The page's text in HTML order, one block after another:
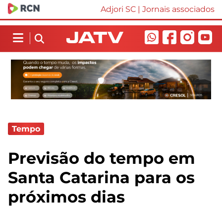
Adjori SC | Jornais associados
Tempo
Previsão do tempo em
Santa Catarina para os
próximos dias